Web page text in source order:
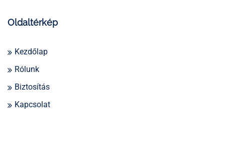
Oldaltérkép
Kezdőlap
Rólunk
Biztosítás
Kapcsolat